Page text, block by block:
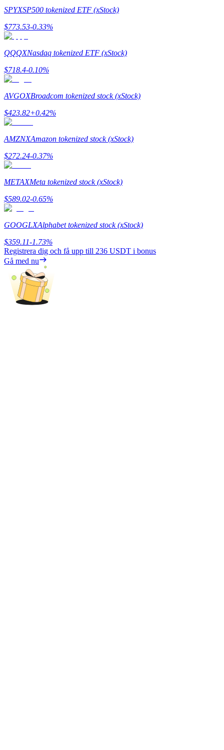
Futures startguide
Handelsstrategier
Lär dig hur du håller dig lönsam
Tjäna
SPYXSP500 tokenized ETF (xStock)
$773.53-0.33%
QQQXNasdaq tokenized ETF (xStock)
$718.4-0.10%
AVGOXBroadcom tokenized stock (xStock)
$423.82+0.42%
AMZNXAmazon tokenized stock (xStock)
$272.24-0.37%
METAXMeta tokenized stock (xStock)
$589.02-0.65%
GOOGLXAlphabet tokenized stock (xStock)
$359.11-1.73%
Registrera dig och få upp till 236 USDT i bonus
Gå med nu